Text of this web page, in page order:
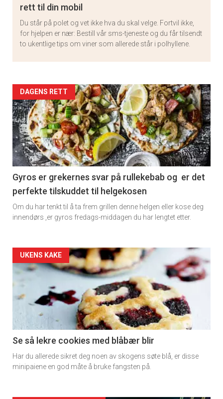
rett til din mobil
Du står på polet og vet ikke hva du skal velge. Fortvil ikke,
for hjelpen er nær: Bestill vår sms-tjeneste og du får tilsendt
to ukentlige tips om viner som allerede står i polhyllene.
Artikler
detail
-
section
11
DAGENS RETT
Gyros er grekernes svar på rullekebab og er det
perfekte tilskuddet til helgekosen
Om du har tenkt til å ta frem grillen denne helgen eller kose deg
innendørs ,er gyros fredags-middagen du har lengtet etter.
Artikler
detail
-
section
11
Dagens
UKENS KAKE
Se så lekre cookies med blåbær blir
Har du allerede sikret deg noen av skogens søte blå, er disse
minipaiene en god måte å bruke fangsten på.